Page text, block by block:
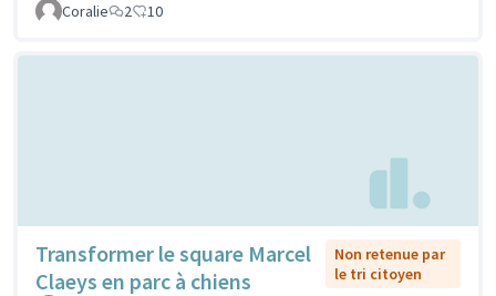
Coralie
2 10
Transformer le square Marcel
Claeys en parc à chiens
Non retenue par
le tri citoyen